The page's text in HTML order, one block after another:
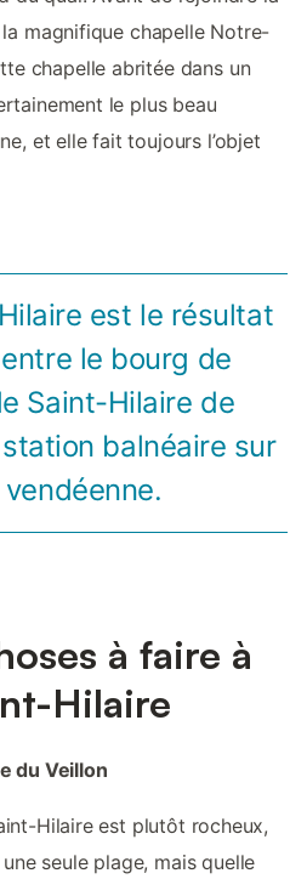
magnifique chapelle Notre-
chapelle abritée dans un
le plus beau
et elle fait toujours l’objet
est le résultat
le bourg de
Saint-Hilaire de
balnéaire sur
à faire à
Hilaire
du Veillon
Hilaire est plutôt rocheux,
seule plage, mais quelle